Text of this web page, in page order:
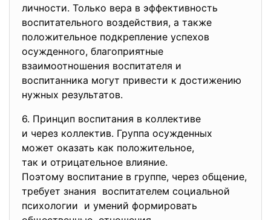
личности. Только вера в эффективность
воспитательного воздействия, а также
положительное подкрепление успехов
осужденного, благоприятные
взаимоотношения воспитателя и
воспитанника могут привести к достижению
нужных результатов.
6. Принцип воспитания в коллективе
и через коллектив. Группа осужденных
может оказать как положительное,
так и отрицательное влияние.
Поэтому воспитание в группе, через общение,
требует знания воспитателем социальной
психологии и умений формировать